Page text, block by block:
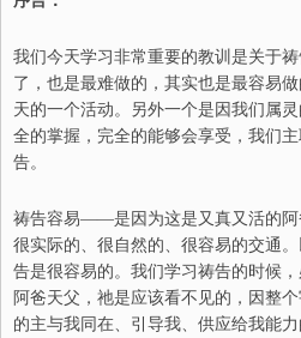
我们今天学习非常重要的教训是关于
了，也是最难做的，其实也是最容易
天的一个活动。另外一个是因我们属
全的掌握，完全的能够会享受，我们
告。
祷告容易——是因为这是又真又活的阿
很实际的、很自然的、很容易的交通
告是很容易的。我们学习祷告的时候
阿爸天父，祂是应该看不见的，因整
的主与我同在、引导我、供应给我能